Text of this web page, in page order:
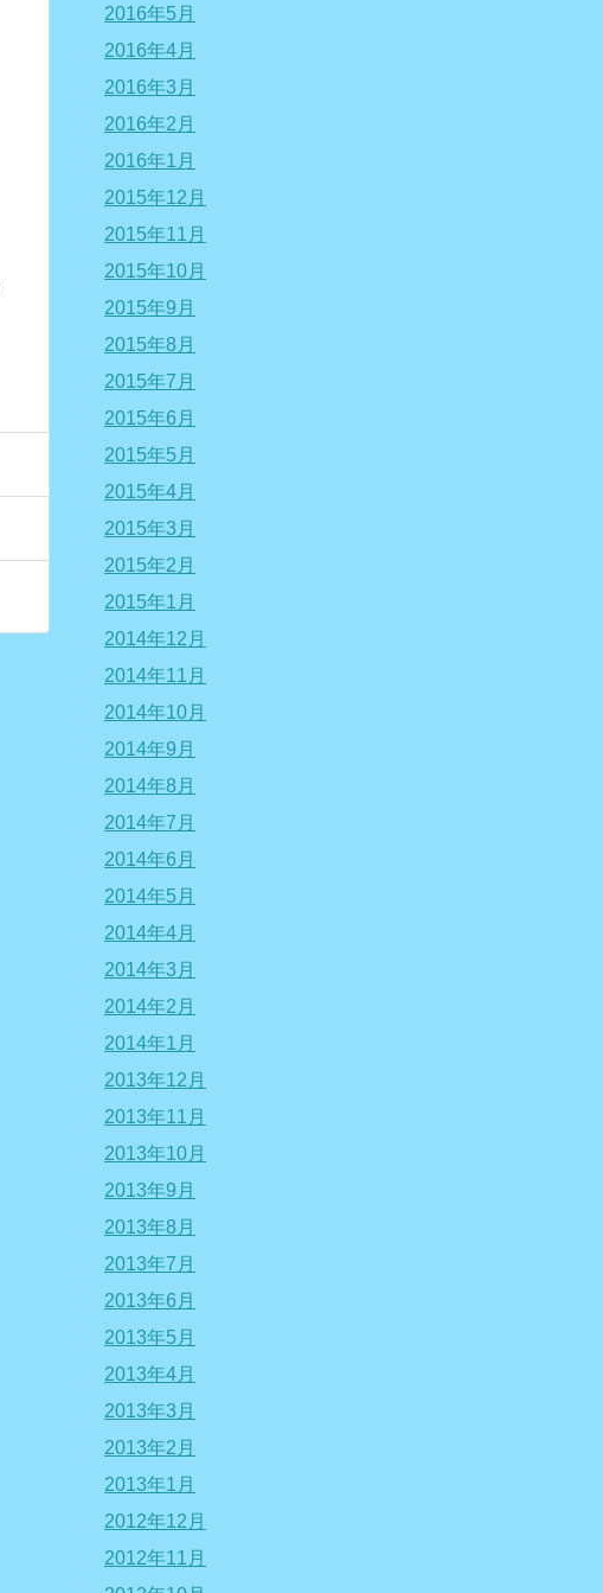
2016年5月
2016年4月
2016年3月
2016年2月
2016年1月
2015年12月
2015年11月
2015年10月
2015年9月
2015年8月
2015年7月
2015年6月
2015年5月
2015年4月
2015年3月
2015年2月
2015年1月
2014年12月
2014年11月
2014年10月
2014年9月
2014年8月
2014年7月
2014年6月
2014年5月
2014年4月
2014年3月
2014年2月
2014年1月
2013年12月
2013年11月
2013年10月
2013年9月
2013年8月
2013年7月
2013年6月
2013年5月
2013年4月
2013年3月
2013年2月
2013年1月
2012年12月
2012年11月